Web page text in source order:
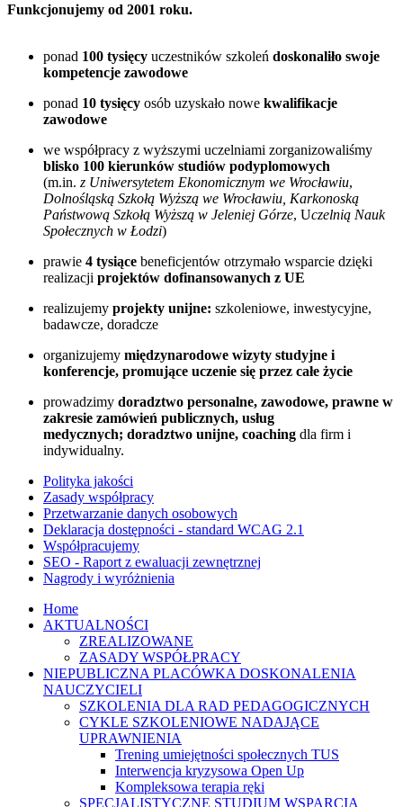
Funkcjonujemy od 2001 roku.
ponad 100 tysięcy uczestników szkoleń doskonaliło swoje
kompetencje zawodowe
ponad 10 tysięcy osób uzyskało nowe kwalifikacje
zawodowe
we współpracy z wyższymi uczelniami zorganizowaliśmy
blisko 100 kierunków studiów podyplomowych
(m.in. z Uniwersytetem Ekonomicznym we Wrocławiu,
Dolnośląską Szkołą Wyższą we Wrocławiu, Karkonoską
Państwową Szkołą Wyższą w Jeleniej Górze, Uczelnią Nauk
Społecznych w Łodzi)
prawie 4 tysiące beneficjentów otrzymało wsparcie dzięki
realizacji projektów dofinansowanych z UE
realizujemy projekty unijne: szkoleniowe, inwestycyjne,
badawcze, doradcze
organizujemy międzynarodowe wizyty studyjne i
konferencje, promujące uczenie się przez całe życie
prowadzimy doradztwo personalne, zawodowe, prawne w
zakresie zamówień publicznych, usług
medycznych; doradztwo unijne, coaching dla firm i
indywidualny.
Polityka jakości
Zasady współpracy
Przetwarzanie danych osobowych
Deklaracja dostępności - standard WCAG 2.1
Współpracujemy
SEO - Raport z ewaluacji zewnętrznej
Nagrody i wyróżnienia
Home
AKTUALNOŚCI
ZREALIZOWANE
ZASADY WSPÓŁPRACY
NIEPUBLICZNA PLACÓWKA DOSKONALENIA
NAUCZYCIELI
SZKOLENIA DLA RAD PEDAGOGICZNYCH
CYKLE SZKOLENIOWE NADAJĄCE
UPRAWNIENIA
Trening umiejętności społecznych TUS
Interwencja kryzysowa Open Up
Kompleksowa terapia ręki
SPECJALISTYCZNE STUDIUM WSPARCIA